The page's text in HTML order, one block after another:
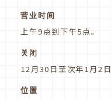
营业时间
上午9点到下午5点。
关闭
12月30日至次年1月2日
位置